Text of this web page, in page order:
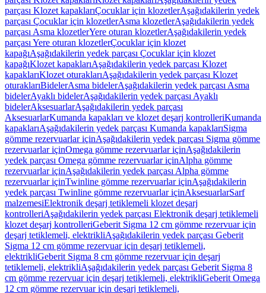
parçası Klozet kapaklarıÇocuklar için klozetlerAşağıdakilerin yedek
parçası Çocuklar için klozetlerAsma klozetlerAşağıdakilerin yedek
parçası Asma klozetlerYere oturan klozetlerAşağıdakilerin yedek
parçası Yere oturan klozetlerÇocuklar için klozet
kapağıAşağıdakilerin yedek parçası Çocuklar için klozet
kapağıKlozet kapaklarıAşağıdakilerin yedek parçası Klozet
kapaklarıKlozet oturaklarıAşağıdakilerin yedek parçası Klozet
oturaklarıBidelerAsma bidelerAşağıdakilerin yedek parçası Asma
bidelerAyaklı bidelerAşağıdakilerin yedek parçası Ayaklı
bidelerAksesuarlarAşağıdakilerin yedek parçası
AksesuarlarKumanda kapakları ve klozet deşarj kontrolleriKumanda
kapaklarıAşağıdakilerin yedek parçası Kumanda kapaklarıSigma
gömme rezervuarlar içinAşağıdakilerin yedek parçası Sigma gömme
rezervuarlar içinOmega gömme rezervuarlar içinAşağıdakilerin
yedek parçası Omega gömme rezervuarlar içinAlpha gömme
rezervuarlar içinAşağıdakilerin yedek parçası Alpha gömme
rezervuarlar içinTwinline gömme rezervuarlar içinAşağıdakilerin
yedek parçası Twinline gömme rezervuarlar içinAksesuarlarSarf
malzemesiElektronik deşarj tetiklemeli klozet deşarj
kontrolleriAşağıdakilerin yedek parçası Elektronik deşarj tetiklemeli
klozet deşarj kontrolleriGeberit Sigma 12 cm gömme rezervuar için
deşarj tetiklemeli, elektrikliAşağıdakilerin yedek parçası Geberit
Sigma 12 cm gömme rezervuar için deşarj tetiklemeli,
elektrikliGeberit Sigma 8 cm gömme rezervuar için deşarj
tetiklemeli, elektrikliAşağıdakilerin yedek parçası Geberit Sigma 8
cm gömme rezervuar için deşarj tetiklemeli, elektrikliGeberit Omega
12 cm gömme rezervuar için deşarj tetiklemeli,